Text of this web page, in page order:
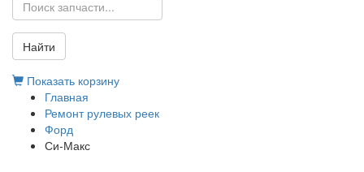
Найти
Показать корзину
Главная
Ремонт рулевых реек
Форд
Си-Макс